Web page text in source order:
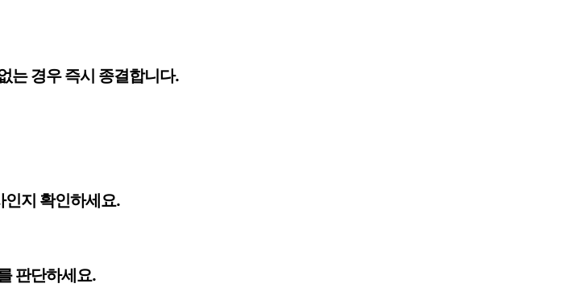
는 경우 즉시 종결합니다.
인지 확인하세요.
판단하세요.